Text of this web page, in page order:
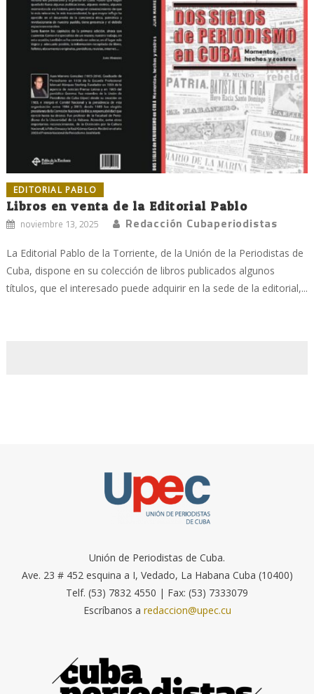
EDITORIAL PABLO
Libros en venta de la Editorial Pablo
noviembre 13, 2025 Redacción Cubaperiodistas
La Editorial Pablo de la Torriente, de la Unión de la Periodistas de
Cuba, dispone en su colección de libros publicados algunos
títulos, que el interesado puede adquirir en la sede de la editorial,...
Unión de Periodistas de Cuba.
Ave. 23 # 452 esquina a I, Vedado, La Habana Cuba (10400)
Telf. (53) 7832 4550 | Fax: (53) 7333079
Escríbanos a redaccion@upec.cu